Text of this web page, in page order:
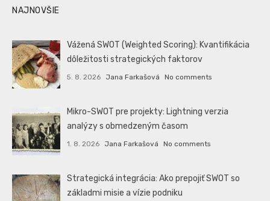
NAJNOVŠIE
Vážená SWOT (Weighted Scoring): Kvantifikácia
dôležitosti strategických faktorov
5. 8. 2026 Jana Farkašová No comments
Mikro-SWOT pre projekty: Lightning verzia
analýzy s obmedzeným časom
1. 8. 2026 Jana Farkašová No comments
Strategická integrácia: Ako prepojiť SWOT so
základmi misie a vízie podniku